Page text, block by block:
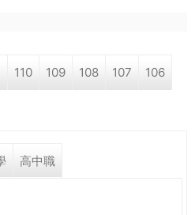
110 109 108 107 106
高中職